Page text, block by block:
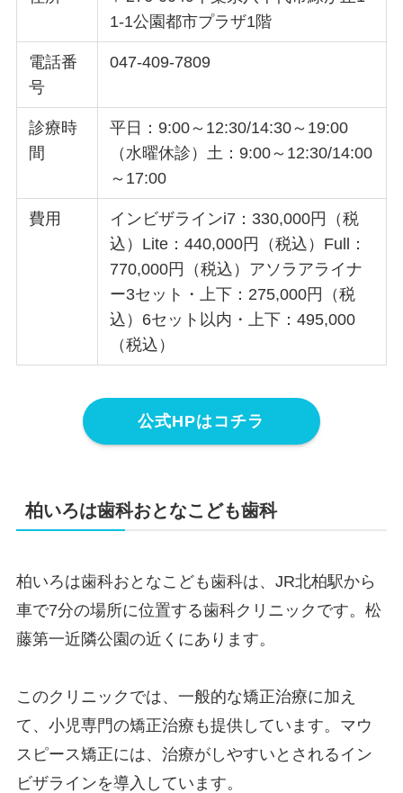
1-1公園都市プラザ1階
電話番
号
047-409-7809
診療時
間
平日：9:00～12:30/14:30～19:00
（水曜休診）土：9:00～12:30/14:00
～17:00
費用
インビザラインi7：330,000円（税
込）Lite：440,000円（税込）Full：
770,000円（税込）アソラアライナ
ー3セット・上下：275,000円（税
込）6セット以内・上下：495,000
（税込）
公式HPはコチラ
柏いろは歯科おとなこども歯科
柏いろは歯科おとなこども歯科は、JR北柏駅から
車で7分の場所に位置する歯科クリニックです。松
藤第一近隣公園の近くにあります。
このクリニックでは、一般的な矯正治療に加え
て、小児専門の矯正治療も提供しています。マウ
スピース矯正には、治療がしやすいとされるイン
ビザラインを導入しています。